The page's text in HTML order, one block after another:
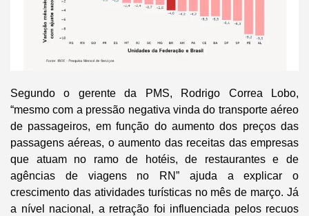
Segundo o gerente da PMS, Rodrigo Correa Lobo,
“mesmo com a pressão negativa vinda do transporte aéreo
de passageiros, em função do aumento dos preços das
passagens aéreas, o aumento das receitas das empresas
que atuam no ramo de hotéis, de restaurantes e de
agências de viagens no RN” ajuda a explicar o
crescimento das atividades turísticas no mês de março. Já
a nível nacional, a retração foi influenciada pelos recuos